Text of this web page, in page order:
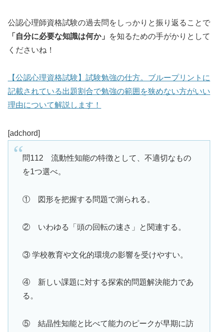
公認心理師資格試験の過去問をしっかりと振り返ることで
「自分に必要な知識は何か」
を知るための手がかりとして
くださいね！
【公認心理資格試験】試験勉強の仕方。ブループリントに
記載されている出題割合で勉強の範囲を狭めない方がいい
理由について解説します！
[adchord]
問112 流動性知能の特徴として、不適切なもの
を1つ選べ。
① 図形を把握する問題で測られる。
② いわゆる「頭の回転の速さ」と関連する。
③ 学校教育や文化的環境の影響を受けやすい。
④ 新しい課題に対する探索的問題解決能力であ
る。
⑤ 結晶性知能と比べて能力のピークが早期に訪